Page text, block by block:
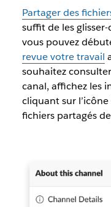
Partager des
suffit de les
vous pouvez
revue votre travail
souhaitez
canal, affichez les
cliquant sur
fichiers partagés